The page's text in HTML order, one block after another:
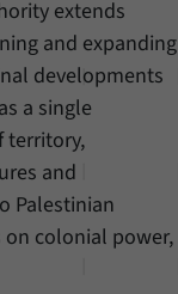
extends
and expanding
developments
a single
territory,
and
Palestinian
colonial power,
dies
von
Besucher